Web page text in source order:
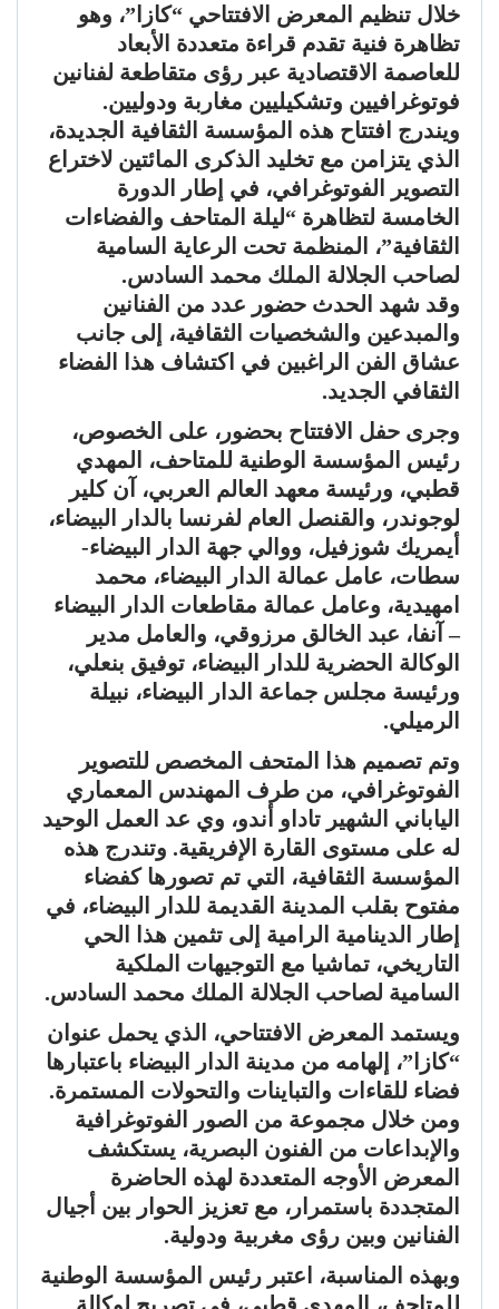
خلال تنظيم المعرض الافتتاحي “كازا”، وهو
تظاهرة فنية تقدم قراءة متعددة الأبعاد
للعاصمة الاقتصادية عبر رؤى متقاطعة لفنانين
فوتوغرافيين وتشكيليين مغاربة ودوليين.
ويندرج افتتاح هذه المؤسسة الثقافية الجديدة،
الذي يتزامن مع تخليد الذكرى المائتين لاختراع
التصوير الفوتوغرافي، في إطار الدورة
الخامسة لتظاهرة “ليلة المتاحف والفضاءات
الثقافية”، المنظمة تحت الرعاية السامية
لصاحب الجلالة الملك محمد السادس.
وقد شهد الحدث حضور عدد من الفنانين
والمبدعين والشخصيات الثقافية، إلى جانب
عشاق الفن الراغبين في اكتشاف هذا الفضاء
الثقافي الجديد.
وجرى حفل الافتتاح بحضور، على الخصوص،
رئيس المؤسسة الوطنية للمتاحف، المهدي
قطبي، ورئيسة معهد العالم العربي، آن كلير
لوجوندر، والقنصل العام لفرنسا بالدار البيضاء،
أيمريك شوزفيل، ووالي جهة الدار البيضاء-
سطات، عامل عمالة الدار البيضاء، محمد
امهيدية، وعامل عمالة مقاطعات الدار البيضاء
– آنفا، عبد الخالق مرزوقي، والعامل مدير
الوكالة الحضرية للدار البيضاء، توفيق بنعلي،
ورئيسة مجلس جماعة الدار البيضاء، نبيلة
الرميلي.
وتم تصميم هذا المتحف المخصص للتصوير
الفوتوغرافي، من طرف المهندس المعماري
الياباني الشهير تاداو أندو، وي عد العمل الوحيد
له على مستوى القارة الإفريقية. وتندرج هذه
المؤسسة الثقافية، التي تم تصورها كفضاء
مفتوح بقلب المدينة القديمة للدار البيضاء، في
إطار الدينامية الرامية إلى تثمين هذا الحي
التاريخي، تماشيا مع التوجيهات الملكية
السامية لصاحب الجلالة الملك محمد السادس.
ويستمد المعرض الافتتاحي، الذي يحمل عنوان
“كازا”، إلهامه من مدينة الدار البيضاء باعتبارها
فضاء للقاءات والتباينات والتحولات المستمرة.
ومن خلال مجموعة من الصور الفوتوغرافية
والإبداعات من الفنون البصرية، يستكشف
المعرض الأوجه المتعددة لهذه الحاضرة
المتجددة باستمرار، مع تعزيز الحوار بين أجيال
الفنانين وبين رؤى مغربية ودولية.
وبهذه المناسبة، اعتبر رئيس المؤسسة الوطنية